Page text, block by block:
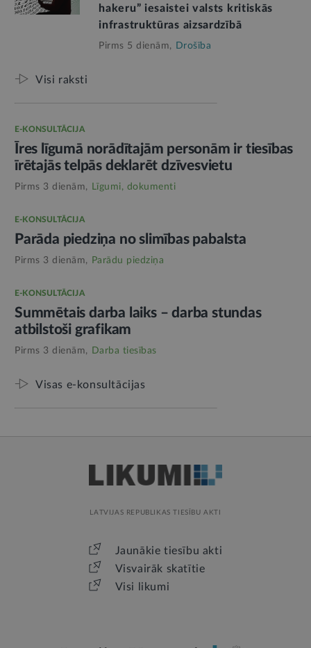
hakeru” iesaistei valsts kritiskās
infrastruktūras aizsardzībā
Pirms 5 dienām, Drošība
Visi raksti
E-KONSULTĀCIJA
Īres līgumā norādītajām personām ir tiesības
īrētajās telpās deklarēt dzīvesvietu
Pirms 3 dienām, Līgumi, dokumenti
E-KONSULTĀCIJA
Parāda piedziņa no slimības pabalsta
Pirms 3 dienām, Parādu piedziņa
E-KONSULTĀCIJA
Summētais darba laiks – darba stundas
atbilstoši grafikam
Pirms 3 dienām, Darba tiesības
Visas e-konsultācijas
LATVIJAS REPUBLIKAS TIESĪBU AKTI
Jaunākie tiesību akti
Visvairāk skatītie
Visi likumi